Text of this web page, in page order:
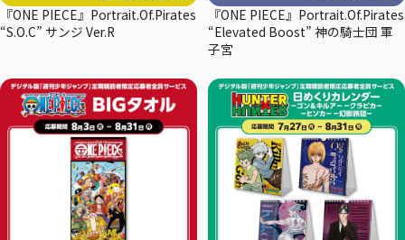
『ONE PIECE』Portrait.Of.Pirates
“S.O.C” サンジ Ver.R
『ONE PIECE』Portrait.Of.Pirates
“Elevated Boost” 神の騎士団 軍
子宮